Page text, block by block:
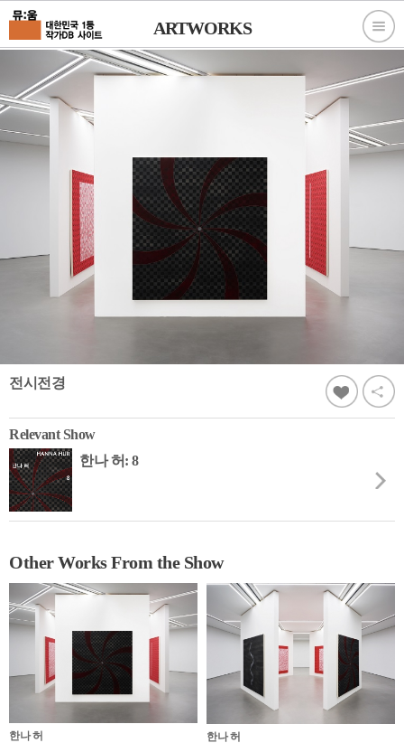
ARTWORKS
전시전경
Relevant Show
한나 허: 8
Other Works From the Show
한나 허
한나 허